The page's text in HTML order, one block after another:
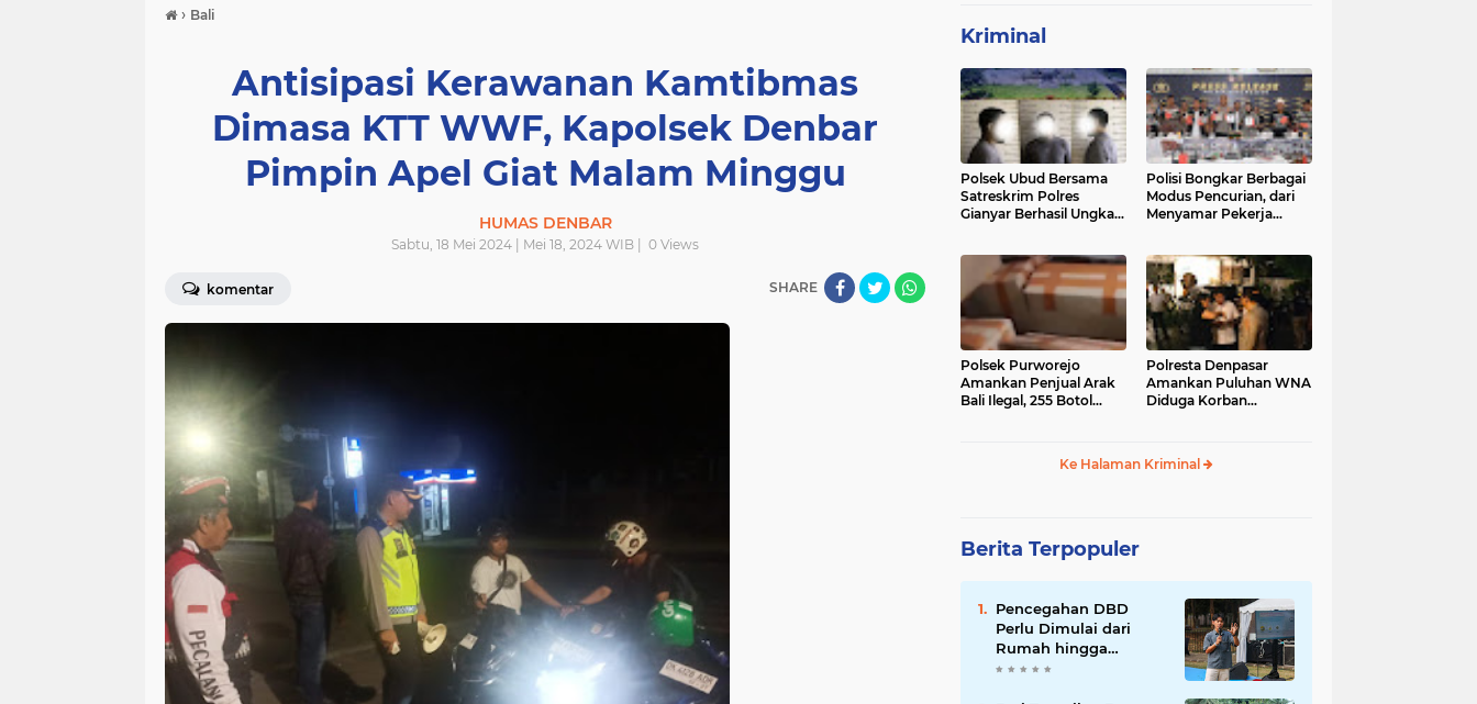
› Bali
Antisipasi Kerawanan Kamtibmas
Dimasa KTT WWF, Kapolsek Denbar
Pimpin Apel Giat Malam Minggu
HUMAS DENBAR
Sabtu, 18 Mei 2024 | Mei 18, 2024 WIB | 0 Views
komentar SHARE
Kriminal
Polsek Ubud Bersama
Satreskrim Polres
Gianyar Berhasil Ungkap
Polisi Bongkar Berbagai
Modus Pencurian, dari
Menyamar Pekerja
Polsek Purworejo
Amankan Penjual Arak
Bali Ilegal, 255 Botol
Polresta Denpasar
Amankan Puluhan WNA
Diduga Korban
Ke Halaman Kriminal
Berita Terpopuler
Pencegahan DBD
Perlu Dimulai dari
Rumah hingga
Lingkungan Sekolah